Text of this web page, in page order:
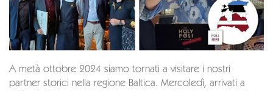
A metà ottobre 2024 siamo tornati a visitare i nostri
partner storici nella regione Baltica. Mercoledì, arrivati a